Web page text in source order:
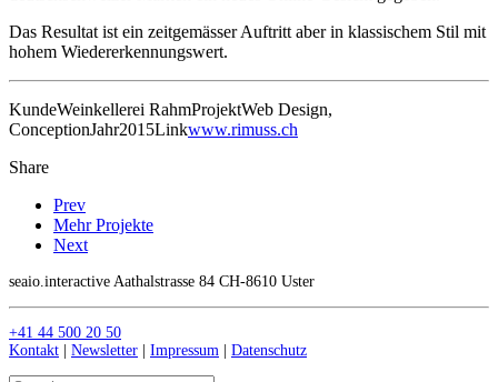
Das Resultat ist ein zeitgemässer Auftritt aber in klassischem Stil mit
hohem Wiedererkennungswert.
KundeWeinkellerei RahmProjektWeb Design,
ConceptionJahr2015Linkwww.rimuss.ch
Share
Prev
Mehr Projekte
Next
seaio.interactive Aathalstrasse 84 CH-8610 Uster
+41 44 500 20 50
Kontakt
Newsletter Impressum Datenschutz